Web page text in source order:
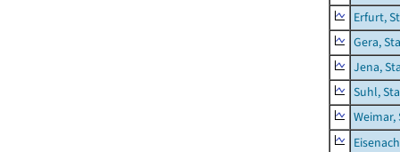
Erfurt,
Gera,
Jena,
Suhl,
Weimar,